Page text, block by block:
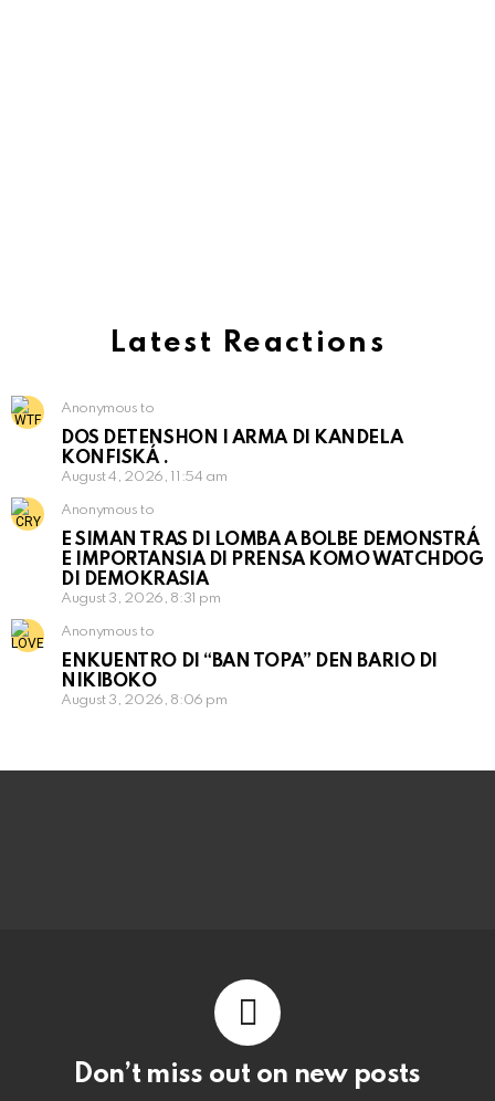
Latest Reactions
Anonymous to
DOS DETENSHON I ARMA DI KANDELA
KONFISKÁ .
August 4, 2026, 11:54 am
Anonymous to
E SIMAN TRAS DI LOMBA A BOLBE DEMONSTRÁ
E IMPORTANSIA DI PRENSA KOMO WATCHDOG
DI DEMOKRASIA
August 3, 2026, 8:31 pm
Anonymous to
ENKUENTRO DI “BAN TOPA” DEN BARIO DI
NIKIBOKO
August 3, 2026, 8:06 pm
Don’t miss out on new posts